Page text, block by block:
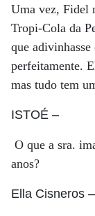
Uma vez, Fidel
Tropi-Cola da
que
perfeitamente.
mas tudo tem
ISTOÉ –
O que a sra.
anos?
Ella Cisneros –